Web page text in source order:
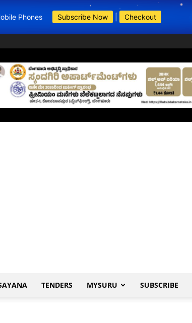
Phones Subscribe Now Checkout
BDA Apartments
TENDERS MYSURU SUBSCRIBE